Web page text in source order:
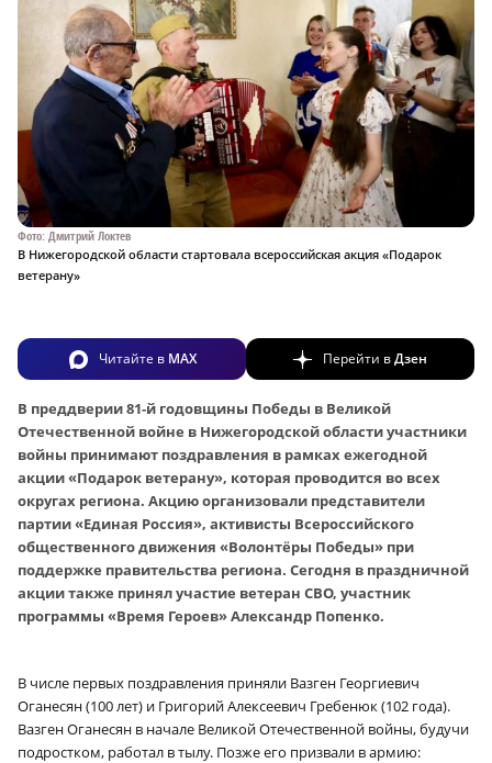
Фото: Дмитрий Локтев
В Нижегородской области стартовала всероссийская акция «Подарок
ветерану»
Читайте в MAX Перейти вДзен
В преддверии 81‑й годовщины Победы в Великой
Отечественной войне в Нижегородской области участники
войны принимают поздравления в рамках ежегодной
акции «Подарок ветерану», которая проводится во всех
округах региона. Акцию организовали представители
партии «Единая Россия», активисты Всероссийского
общественного движения «Волонтёры Победы» при
поддержке правительства региона. Сегодня в праздничной
акции также принял участие ветеран СВО, участник
программы «Время Героев» Александр Попенко.
В числе первых поздравления приняли Вазген Георгиевич
Оганесян (100 лет) и Григорий Алексеевич Гребенюк (102 года).
Вазген Оганесян в начале Великой Отечественной войны, будучи
подростком, работал в тылу. Позже его призвали в армию: